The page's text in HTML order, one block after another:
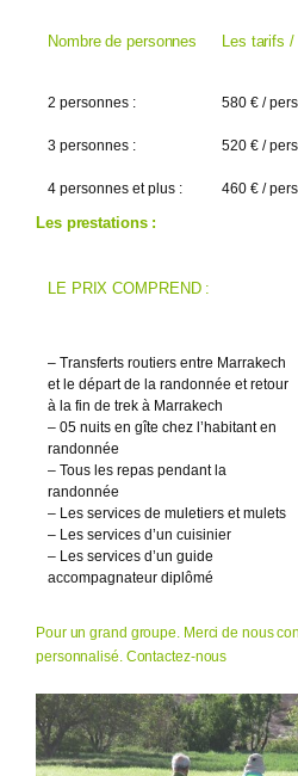
Nombre de personnes Les tarifs /
2 personnes : 580 € /
3 personnes : 520 € /
4 personnes et plus : 460 € /
Les prestations :
LE PRIX COMPREND :
– Transferts routiers entre Marrakech
et le départ de la randonnée et retour
à la fin de trek à Marrakech
– 05 nuits en gîte chez l’habitant en
randonnée
– Tous les repas pendant la
randonnée
– Les services de muletiers et mulets
– Les services d’un cuisinier
– Les services d’un guide
accompagnateur diplômé
Pour un grand groupe. Merci de nous
personnalisé. Contactez-nous